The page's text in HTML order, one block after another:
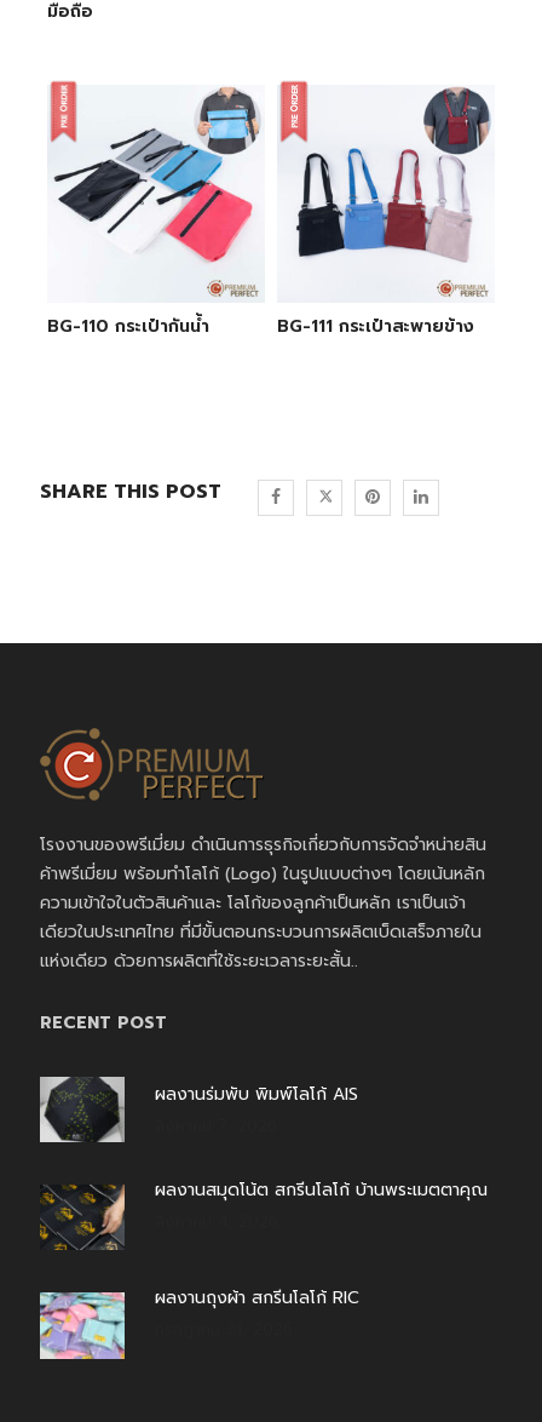
มือถือ
BG-110 กระเป๋ากันน้ำ BG-111 กระเป๋าสะพายข้าง
SHARE THIS POST
โรงงานของพรีเมี่ยม ดำเนินการธุรกิจเกี่ยวกับการจัดจำหน่ายสิน
ค้าพรีเมี่ยม พร้อมทำโลโก้ (Logo) ในรูปแบบต่างๆ โดยเน้นหลัก
ความเข้าใจในตัวสินค้าและ โลโก้ของลูกค้าเป็นหลัก เราเป็นเจ้า
เดียวในประเทศไทย ที่มีขั้นตอนกระบวนการผลิตเบ็ดเสร็จภายใน
แห่งเดียว ด้วยการผลิตที่ใช้ระยะเวลาระยะสั้น..
RECENT POST
ผลงานร่มพับ พิมพ์โลโก้ AIS
ผลงานสมุดโน้ต สกรีนโลโก้ บ้านพระเมตตาคุณ
ผลงานถุงผ้า สกรีนโลโก้ RIC